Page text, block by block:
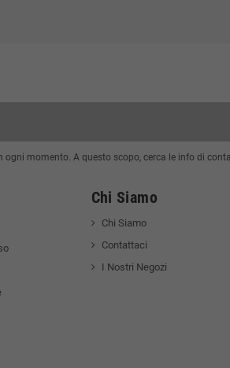
ogni momento. A questo scopo, cerca le info di
Chi Siamo
Chi Siamo
Contattaci
I Nostri Negozi